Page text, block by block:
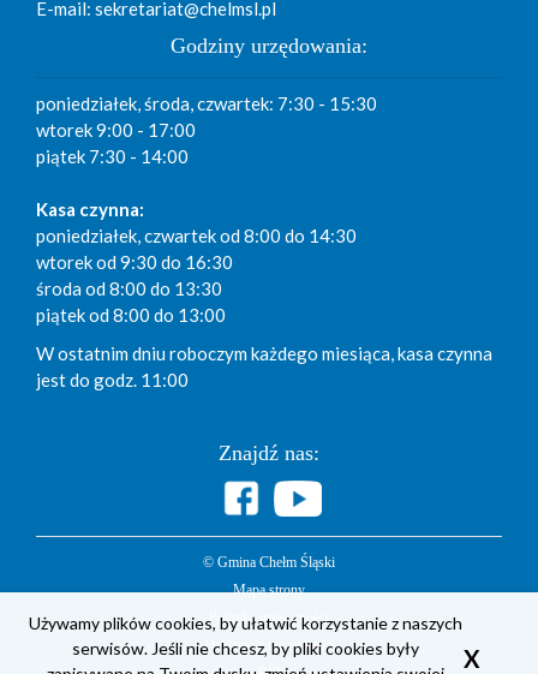
E-mail: sekretariat@chelmsl.pl
Godziny urzędowania:
poniedziałek, środa, czwartek: 7:30 - 15:30
wtorek 9:00 - 17:00
piątek 7:30 - 14:00
Kasa czynna:
poniedziałek, czwartek od 8:00 do 14:30
wtorek od 9:30 do 16:30
środa od 8:00 do 13:30
piątek od 8:00 do 13:00
W ostatnim dniu roboczym każdego miesiąca, kasa czynna
jest do godz. 11:00
Znajdź nas:
© Gmina Chełm Śląski
Mapa strony
Polityka prywatności
Deklaracja dostępności
Używamy plików cookies, by ułatwić korzystanie z naszych
serwisów. Jeśli nie chcesz, by pliki cookies były
X